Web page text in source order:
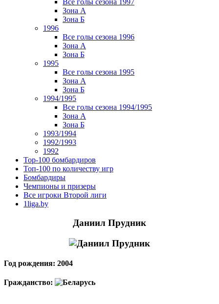
Все голы сезона 1997
Зона А
Зона Б
1996
Все голы сезона 1996
Зона А
Зона Б
1995
Все голы сезона 1995
Зона А
Зона Б
1994/1995
Все голы сезона 1994/1995
Зона А
Зона Б
1993/1994
1992/1993
1992
Top-100 бомбардиров
Топ-100 по количеству игр
Бомбардиры
Чемпионы и призеры
Все игроки Второй лиги
1liga.by
Даниил Прудник
Год рождения: 2004
Гражданство: